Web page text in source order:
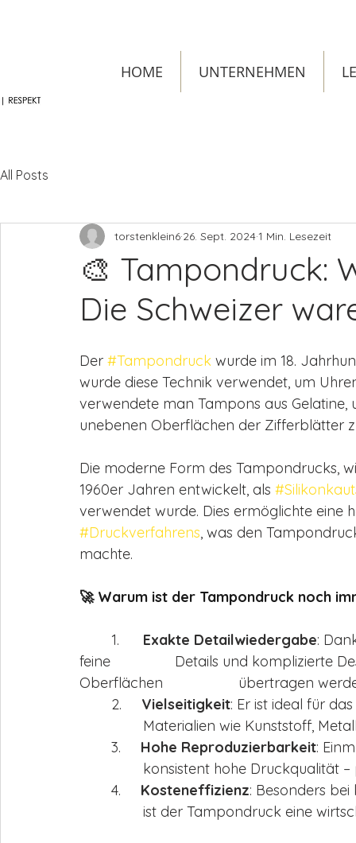
HOME UNTERNEHMEN
All Posts
🎨 Tampondruck:
Die Schweizer
torstenklein6 26. Sept. 20241 Min. Lesezeit
Der #Tampondruck wurde im 18.
wurde diese Technik verwendet, um
verwendete man Tampons aus
unebenen Oberflächen der Zifferblätter
Die moderne Form des Tampondrucks,
1960er Jahren entwickelt, als
verwendet wurde. Dies ermöglichte eine
#Druckverfahrens, was den
machte.
🚀 Warum ist der Tampondruck noch
	1.
Exakte Detailwiedergabe:
feine 		Details und komplizierte Designs präzise auf unterschiedlichste
Oberflächen 			übertragen
	2.
Vielseitigkeit: Er ist ideal für
Materialien wie Kunststoff,
	3.
Hohe Reproduzierbarkeit:
konsistent hohe Druckqualität
	4.
Kosteneffizienz: Besonders
ist der Tampondruck eine